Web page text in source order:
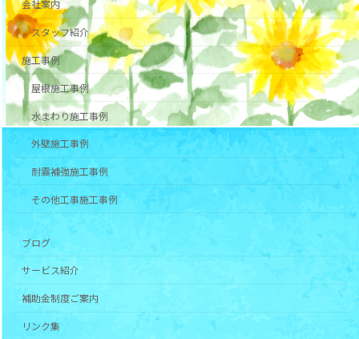
会社案内
スタッフ紹介
施工事例
屋根施工事例
水まわり施工事例
外壁施工事例
耐震補強施工事例
その他工事施工事例
ブログ
サービス紹介
補助金制度ご案内
リンク集